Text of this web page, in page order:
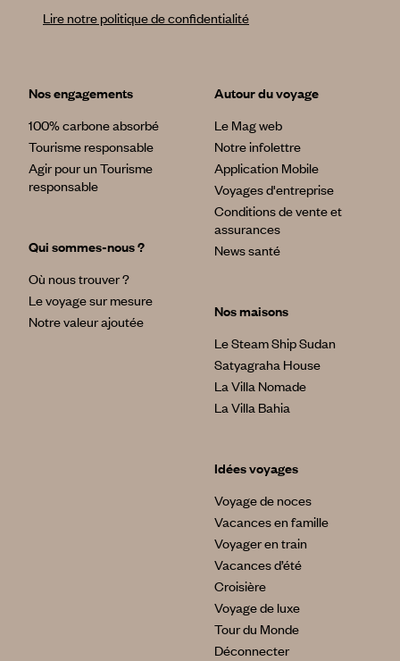
Lire notre politique de confidentialité
Nos engagements
100% carbone absorbé
Tourisme responsable
Agir pour un Tourisme
responsable
Qui sommes-nous ?
Où nous trouver ?
Le voyage sur mesure
Notre valeur ajoutée
Autour du voyage
Le Mag web
Notre infolettre
Application Mobile
Voyages d'entreprise
Conditions de vente et
assurances
News santé
Nos maisons
Le Steam Ship Sudan
Satyagraha House
La Villa Nomade
La Villa Bahia
Idées voyages
Voyage de noces
Vacances en famille
Voyager en train
Vacances d’été
Croisière
Voyage de luxe
Tour du Monde
Déconnecter